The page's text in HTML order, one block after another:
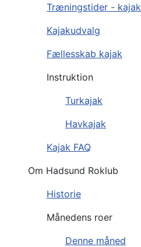
Træningstider - kajak
Kajakudvalg
Fællesskab kajak
Instruktion
Turkajak
Havkajak
Kajak FAQ
Om Hadsund Roklub
Historie
Månedens roer
Denne måned